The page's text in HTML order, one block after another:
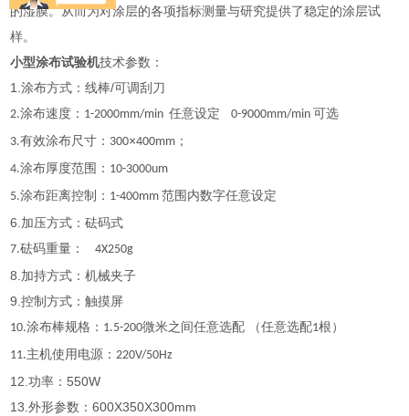
的湿膜。从而为对涂层的各项指标测量与研究提供了稳定的涂层试
样。
小型涂布试验机技术参数：
1.涂布方式：线棒/可调刮刀
2.涂布速度： 1-2000mm/min任意设定0-9000mm/min 可选
3.有效涂布尺寸： 300×400mm ；
4.涂布厚度范围： 10-3000um
5.涂布距离控制： 1-400mm范围内数字任意设定
6.加压方式：砝码式
7.砝码重量：4X250g
8.加持方式：机械夹子
9.控制方式：触摸屏
10.涂布棒规格： 1.5-200微米之间任意选配 （任意选配1根）
11.主机使用电源： 220V/50Hz
12.功率：550W
13.外形参数：600X350X300mm